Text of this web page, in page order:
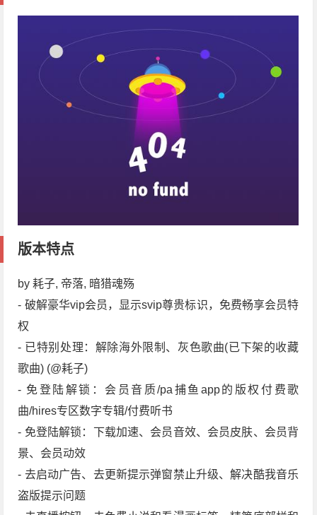
版本特点
by 耗子, 帝落, 暗猎魂殇
- 破解豪华vip会员，显示svip尊贵标识，免费畅享会员特
权
- 已特别处理：解除海外限制、灰色歌曲(已下架的收藏
歌曲) (@耗子)
- 免登陆解锁：会员音质/pa捕鱼app的版权付费歌
曲/hires专区数字专辑/付费听书
- 免登陆解锁：下载加速、会员音效、会员皮肤、会员背
景、会员动效
- 去启动广告、去更新提示弹窗禁止升级、解决酷我音乐
盗版提示问题